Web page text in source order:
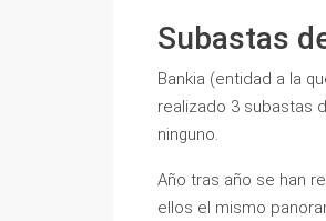
Subastas
Bankia (entidad a la
realizado 3 subastas
ninguno.
Año tras año se han
ellos el mismo